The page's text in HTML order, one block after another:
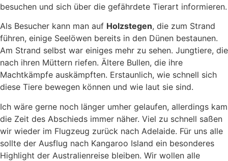
besuchen und sich über die gefährdete Tierart informieren.
Als Besucher kann man auf Holzstegen, die zum Strand
führen, einige Seelöwen bereits in den Dünen bestaunen.
Am Strand selbst war einiges mehr zu sehen. Jungtiere, die
nach ihren Müttern riefen. Ältere Bullen, die ihre
Machtkämpfe auskämpften. Erstaunlich, wie schnell sich
diese Tiere bewegen können und wie laut sie sind.
Ich wäre gerne noch länger umher gelaufen, allerdings kam
die Zeit des Abschieds immer näher. Viel zu schnell saßen
wir wieder im Flugzeug zurück nach Adelaide. Für uns alle
sollte der Ausflug nach Kangaroo Island ein besonderes
Highlight der Australienreise bleiben. Wir wollen alle